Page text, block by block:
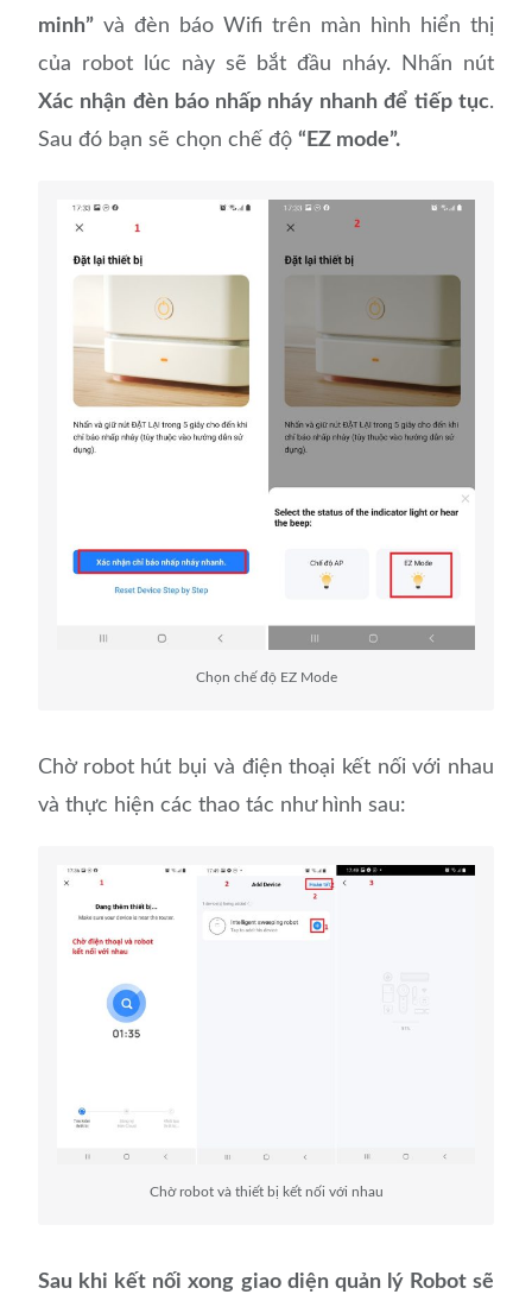
minh” và đèn báo Wifi trên màn hình hiển thị
của robot lúc này sẽ bắt đầu nháy. Nhấn nút
Xác nhận đèn báo nhấp nháy nhanh để tiếp tục.
Sau đó bạn sẽ chọn chế độ“EZ mode”.
Chọn chế độ EZ Mode
Chờ robot hút bụi và điện thoại kết nối với nhau
và thực hiện các thao tác như hình sau:
Chờ robot và thiết bị kết nối với nhau
Sau khi kết nối xong giao diện quản lý Robot sẽ